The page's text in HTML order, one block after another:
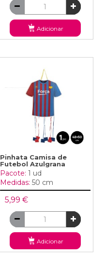
Adicionar
Pinhata Camisa de
Futebol Azulgrana
Pacote: 1 ud
Medidas: 50 cm
5,99 €
Adicionar